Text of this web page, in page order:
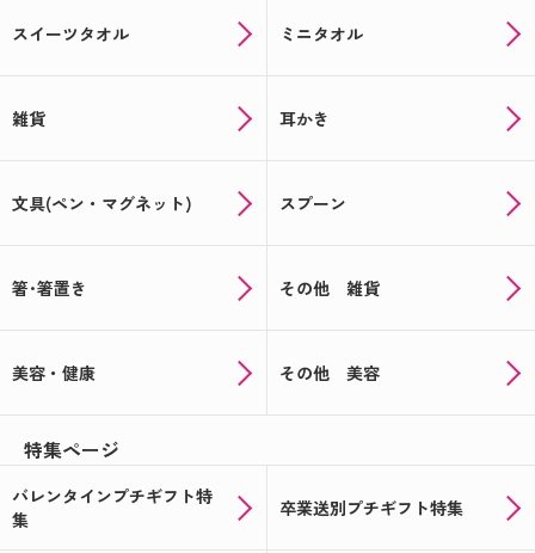
帰省の手土産や夏の思い出に♪オリジナルのお菓子
夏に贈って喜ばれる！オリジナルギフト特集★☆
母の日用のお菓子はオリジナルパッケージで決まり
☆★記念品や送別品に★☆思い出の写真でオリジナ
★☆バレンタインの注文受付中☆★あの人気のチョ
スイーツタオル ミニタオル
雑貨 耳かき
文具(ペン・マグネット) スプーン
箸･箸置き その他 雑貨
美容・健康 その他 美容
特集ページ
バレンタインプチギフト特
集
卒業送別プチギフト特集